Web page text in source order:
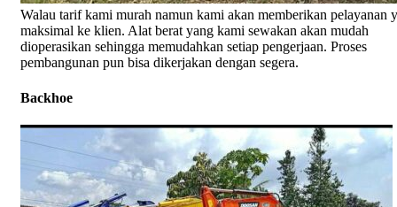
Walau tarif kami murah namun kami akan memberikan pelayanan
maksimal ke klien. Alat berat yang kami sewakan akan mudah
dioperasikan sehingga memudahkan setiap pengerjaan. Proses
pembangunan pun bisa dikerjakan dengan segera.
Backhoe